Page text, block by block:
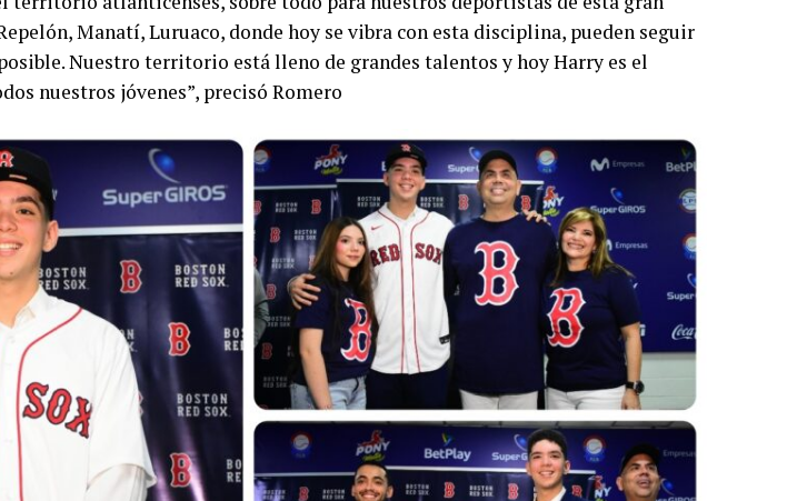
Manatí, Luruaco, donde hoy se vibra con esta disciplina, pueden seguir
Nuestro territorio está lleno de grandes talentos y hoy Harry es el
nuestros jóvenes”, precisó Romero